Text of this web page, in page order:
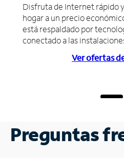
Disfruta de Internet rápido
hogar a un precio
está respaldado por
conectado a las
Ver ofertas
Preguntas